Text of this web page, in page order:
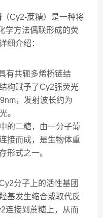
（Cy2-蔗糖）是一种将
学方法偶联形成的荧
细介绍：
有共轭多烯桥链结
构赋予了Cy2强荧光
，发射波长约为
。
的二糖，由一分子葡
接而成，是生物体重
形式之一。
分子上的活性基团
基发生缩合或取代反
连接到蔗糖上，从而